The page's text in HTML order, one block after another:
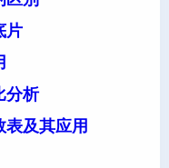
片
分析
及其应用